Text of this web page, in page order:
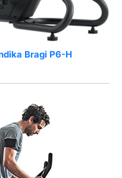
Bragi P6-H